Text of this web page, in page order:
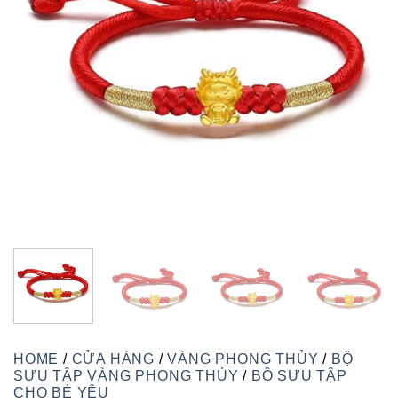
HOME / CỬA HÀNG / VÀNG PHONG THỦY / BỘ
SƯU TẬP VÀNG PHONG THỦY / BỘ SƯU TẬP
CHO BÉ YÊU